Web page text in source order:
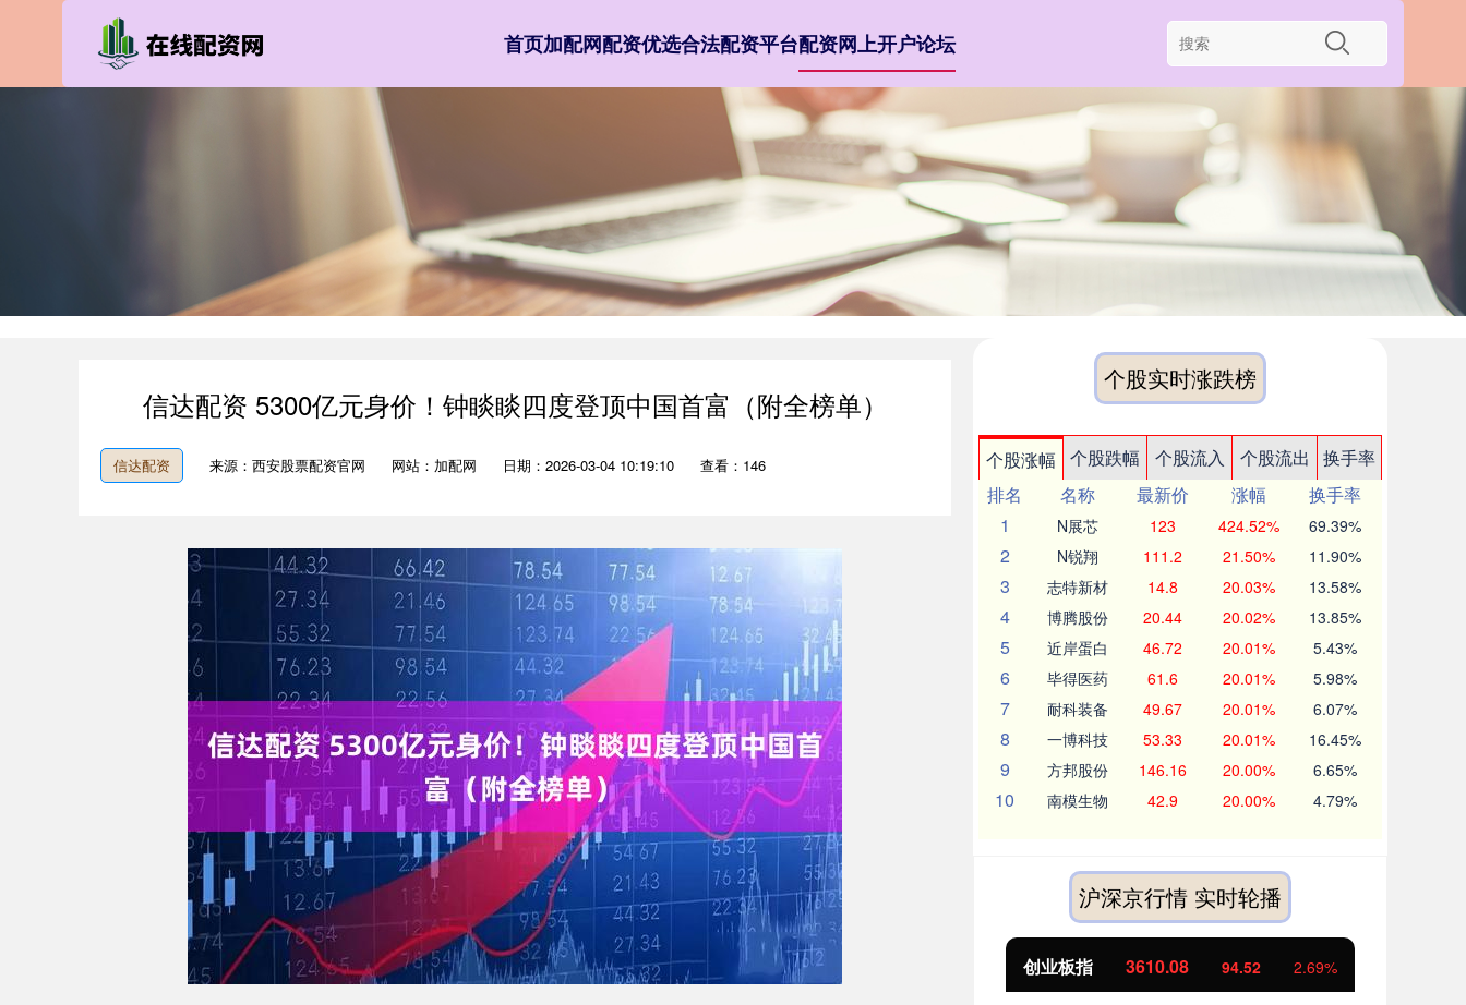
首页加配网配资优选合法配资平台配资网上开户论坛
信达配资 5300亿元身价！钟睒睒四度登顶中国首富（附全榜单）
信达配资 来源：西安股票配资官网 网站：加配网 日期：2026-03-04 10:19:10 查看：146
个股实时涨跌榜
个股涨幅 个股跌幅 个股流入 个股流出
换手率
排名
名称 最新价 涨幅
换手率
1
N展芯 123 424.52% 69.39%
2 N锐翔 111.2 21.50% 11.90%
3 志特新材 14.8 20.03% 13.58%
4 博腾股份 20.44 20.02% 13.85%
5 近岸蛋白 46.72 20.01% 5.43%
6 毕得医药 61.6 20.01% 5.98%
7 耐科装备 49.67 20.01% 6.07%
8 一博科技 53.33 20.01% 16.45%
9 方邦股份 146.16 20.00% 6.65%
10 南模生物 42.9 20.00% 4.79%
沪深京行情 实时轮播
沪深300 4704.77 53.46 1.15% 北证50 1133.91 11.04 创业板指 3610.08 94.52 2.69%